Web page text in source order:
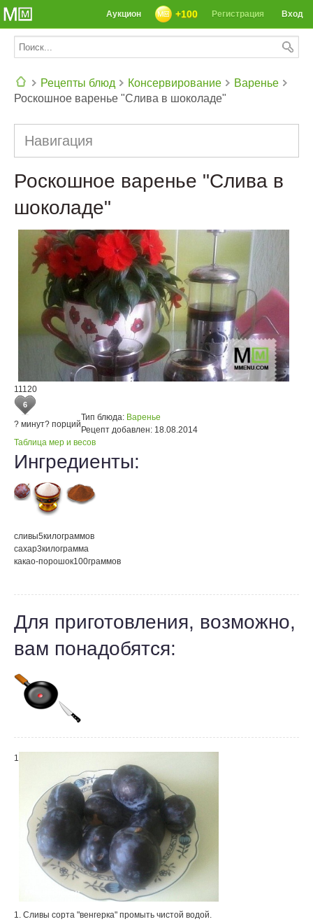
Вход
Регистрация
+100
Аукцион
Рецепты блюд Консервирование
Варенье
Роскошное варенье "Слива в шоколаде"
Навигация
Роскошное варенье "Слива в
шоколаде"
11120
6
? минут? порций
Тип блюда: Варенье
Рецепт добавлен: 18.08.2014
Таблица мер и весов
Ингредиенты:
сливы5килограммов
сахар3килограмма
какао-порошок100граммов
Для приготовления, возможно,
вам понадобятся:
1
1. Сливы сорта "венгерка" промыть чистой водой.